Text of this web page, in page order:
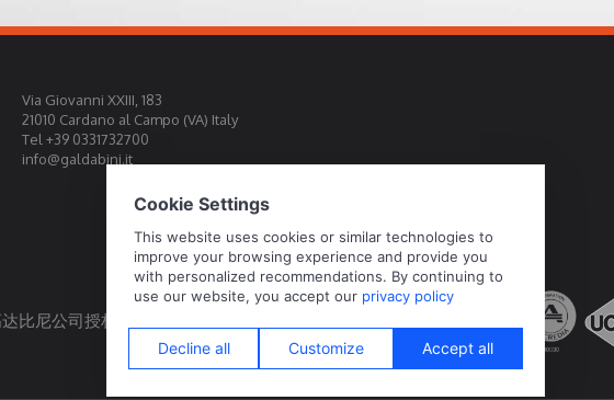
Via Giovanni XXIII, 183
21010 Cardano al Campo (VA) Italy
Tel +39 0331732700
info@galdabini.it
比尼公司授权为官方标定中心EA, IAF, ILAC